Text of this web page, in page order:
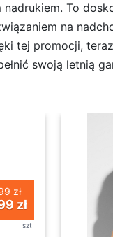
To
na
tej promocji,
swoją letnią
zł
zł
szt